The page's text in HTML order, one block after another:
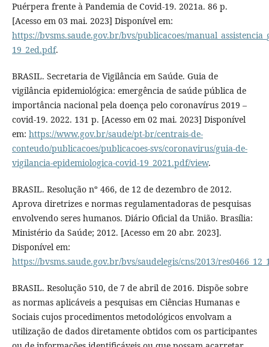
Puérpera frente à Pandemia de Covid-19. 2021a. 86 p.
[Acesso em 03 mai. 2023] Disponível em:
https://bvsms.saude.gov.br/bvs/publicacoes/
19_2ed.pdf.
BRASIL. Secretaria de Vigilância em Saúde. Guia de
vigilância epidemiológica: emergência de saúde pública de
importância nacional pela doença pelo coronavírus 2019 –
covid-19. 2022. 131 p. [Acesso em 02 mai. 2023] Disponível
em: https://www.gov.br/saude/pt-br/centrais-de-
conteudo/publicacoes/publicacoes-svs/coronavirus/guia-de-
vigilancia-epidemiologica-covid-19_2021.pdf/view.
BRASIL. Resolução nº 466, de 12 de dezembro de 2012.
Aprova diretrizes e normas regulamentadoras de pesquisas
envolvendo seres humanos. Diário Oficial da União. Brasília:
Ministério da Saúde; 2012. [Acesso em 20 abr. 2023].
Disponível em:
https://bvsms.saude.gov.br/bvs/saudelegis/cns/2013/
BRASIL. Resolução 510, de 7 de abril de 2016. Dispõe sobre
as normas aplicáveis a pesquisas em Ciências Humanas e
Sociais cujos procedimentos metodológicos envolvam a
utilização de dados diretamente obtidos com os participantes